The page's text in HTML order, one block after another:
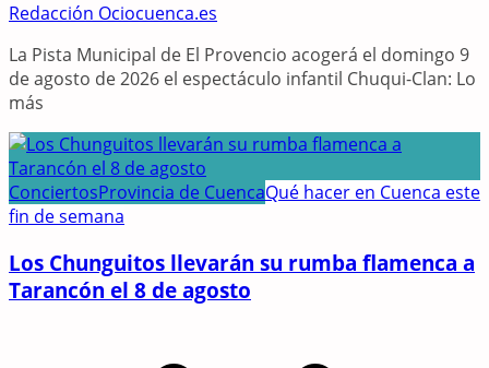
Redacción Ociocuenca.es
La Pista Municipal de El Provencio acogerá el domingo 9
de agosto de 2026 el espectáculo infantil Chuqui-Clan: Lo
más
ConciertosProvincia de CuencaQué hacer en Cuenca este
fin de semana
Los Chunguitos llevarán su rumba flamenca a
Tarancón el 8 de agosto